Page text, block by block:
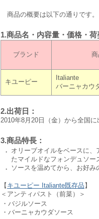
商品の概要は以下の通りです。
1.商品名・内容量・価格・荷
ブランド
キユーピー
Italiante
バーニャカウ
2.出荷日：
2010年8月20日（金）から全国に
3.商品特長：
・
オリーブオイルをベースに
たマイルドなフォンデュソー
・
ソースを温めてから、お好
【 キユーピー Italiante既存品 】
＜アンティパスト（前菜）＞
・バジルソース
・バーニャカウダソース